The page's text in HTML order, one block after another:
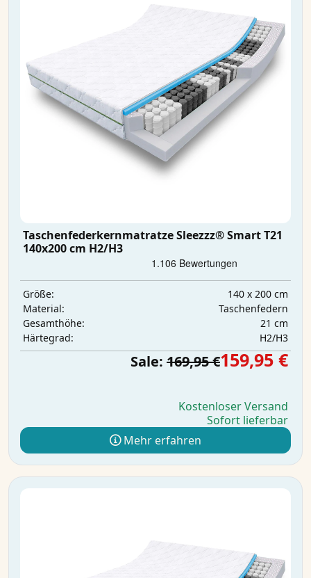
Taschenfederkernmatratze Sleezzz® Smart T21
140x200 cm H2/H3
Größe:
140 x 200 cm
Material:
Taschenfedern
Gesamthöhe:
21 cm
Härtegrad:
H2/H3
Sale: 169,95 €159,95 €
Kostenloser Versand
Sofort lieferbar
Mehr erfahren